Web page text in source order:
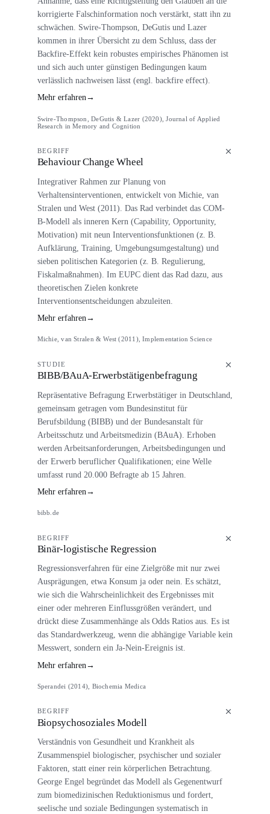
korrigierte Falschinformation noch verstärkt, statt ihn zu
schwächen. Swire-Thompson, DeGutis und Lazer
kommen in ihrer Übersicht zu dem Schluss, dass der
Backfire-Effekt kein robustes empirisches Phänomen ist
und sich auch unter günstigen Bedingungen kaum
verlässlich nachweisen lässt (engl. backfire effect).
Mehr erfahren→
Swire-Thompson, DeGutis & Lazer (2020), Journal of Applied
Research in Memory and Cognition
BEGRIFF
Behaviour Change Wheel
Integrativer Rahmen zur Planung von
Verhaltensinterventionen, entwickelt von Michie, van
Stralen und West (2011). Das Rad verbindet das COM-
B-Modell als inneren Kern (Capability, Opportunity,
Motivation) mit neun Interventionsfunktionen (z. B.
Aufklärung, Training, Umgebungsumgestaltung) und
sieben politischen Kategorien (z. B. Regulierung,
Fiskalmaßnahmen). Im EUPC dient das Rad dazu, aus
theoretischen Zielen konkrete
Interventionsentscheidungen abzuleiten.
Mehr erfahren→
Michie, van Stralen & West (2011), Implementation Science
STUDIE
BIBB/BAuA-Erwerbstätigenbefragung
Repräsentative Befragung Erwerbstätiger in Deutschland,
gemeinsam getragen vom Bundesinstitut für
Berufsbildung (BIBB) und der Bundesanstalt für
Arbeitsschutz und Arbeitsmedizin (BAuA). Erhoben
werden Arbeitsanforderungen, Arbeitsbedingungen und
der Erwerb beruflicher Qualifikationen; eine Welle
umfasst rund 20.000 Befragte ab 15 Jahren.
Mehr erfahren →
bibb.de
BEGRIFF
Binär-logistische Regression
Regressionsverfahren für eine Zielgröße mit nur zwei
Ausprägungen, etwa Konsum ja oder nein. Es schätzt,
wie sich die Wahrscheinlichkeit des Ergebnisses mit
einer oder mehreren Einflussgrößen verändert, und
drückt diese Zusammenhänge als Odds Ratios aus. Es ist
das Standardwerkzeug, wenn die abhängige Variable kein
Messwert, sondern ein Ja-Nein-Ereignis ist.
Mehr erfahren →
Sperandei (2014), Biochemia Medica
BEGRIFF
Biopsychosoziales Modell
Verständnis von Gesundheit und Krankheit als
Zusammenspiel biologischer, psychischer und sozialer
Faktoren, statt einer rein körperlichen Betrachtung.
George Engel begründet das Modell als Gegenentwurf
zum biomedizinischen Reduktionismus und fordert,
seelische und soziale Bedingungen systematisch in